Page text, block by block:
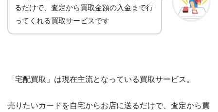
るだけで、査定から買取金額の入金まで行
ってくれる買取サービスです
「宅配買取」は現在主流となっている買取サービス。
売りたいカードを自宅からお店に送るだけで、査定から買